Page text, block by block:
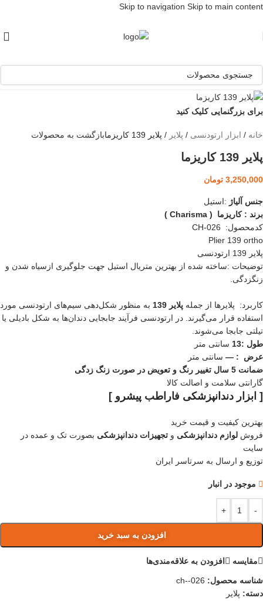
Skip to navigation Skip to main content
[ یکبار خرید و یک عمر استفاده ]
برای بزرگنمایی کلیک کنید
خانه / ابزار ارتودنسی / پلایر / پلایر 139 کاریزما بازگشت به محصولات
پلایر 139 کاریزما
3,250,000 تومان
جنس آلیاژ :استیل
برند : کاریزما ( Charisma )
کدمحصول: CH-026
Plier 139 ortho
پلایر 139 ارتودنسی
توضیحات :ساخته شده از بهترین متریال استیل جهت جلوگیری ازسیاه شدن و
زنگزدگی.
کاربرد: پلایرها از جمله پلایر 139
به منظور شکل‌دهی سیم‌های ارتودنسی مورد
استفاده قرار می‌گیرند. در ارتودنسی فرآیند جابجایی دندان‌ها به شکل بادیلی یا
تیلتی جابجا می‌شوند.
طول :13
سانتی متر
عرض : — سانتی متر
ضمانت 5 سال تغییر رنگ و تعویض در صورت زنگ زدگی
گارانتی سلامت و اصالت کالا
[ ابزار دندانپزشکی فاراطب پیشرو ]
بهترین کیفیت و قیمت خرید
فروش لوازم دندانپزشکی و تجهیزات دندانپزشکی بصورت تک و عمده در
سایت
توزیع و ارسال به سرتاسر ایران
موجود در انبار
-
+
افزودن به سبد خرید
مقایسه افزودن به علاقه‌مندی‌ها
شناسه محصول: ch--026
دسته: پلایر